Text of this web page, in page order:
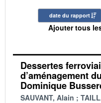
date du rapport
Ajouter tous
Dessertes
d’aménagement
Dominique
SAUVANT, Alain